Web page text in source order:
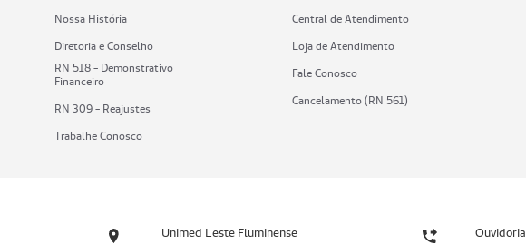
Nossa História
Diretoria e Conselho
RN 518 - Demonstrativo
Financeiro
RN 309 - Reajustes
Trabalhe Conosco
Central de Atendimento
Loja de Atendimento
Fale Conosco
Cancelamento (RN 561)
Unimed Leste Fluminense Ouvidoria